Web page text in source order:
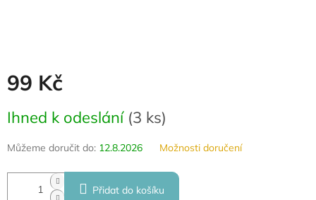
99 Kč
cena:
Ihned k odeslání (3 ks)
Můžeme doručit do: 12.8.2026 Možnosti doručení
Přidat do košíku